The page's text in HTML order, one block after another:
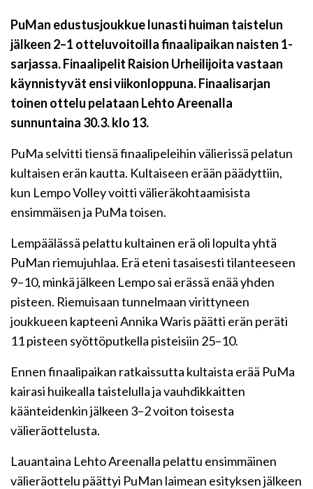
PuMan edustusjoukkue lunasti huiman taistelun
jälkeen 2–1 otteluvoitoilla finaalipaikan naisten 1-
sarjassa. Finaalipelit Raision Urheilijoita vastaan
käynnistyvät ensi viikonloppuna. Finaalisarjan
toinen ottelu pelataan Lehto Areenalla
sunnuntaina 30.3. klo 13.
PuMa selvitti tiensä finaalipeleihin välierissä pelatun
kultaisen erän kautta. Kultaiseen erään päädyttiin,
kun Lempo Volley voitti välieräkohtaamisista
ensimmäisen ja PuMa toisen.
Lempäälässä pelattu kultainen erä oli lopulta yhtä
PuMan riemujuhlaa. Erä eteni tasaisesti tilanteeseen
9–10, minkä jälkeen Lempo sai erässä enää yhden
pisteen. Riemuisaan tunnelmaan virittyneen
joukkueen kapteeni Annika Waris päätti erän peräti
11 pisteen syöttöputkella pisteisiin 25–10.
Ennen finaalipaikan ratkaissutta kultaista erää PuMa
kairasi huikealla taistelulla ja vauhdikkaitten
käänteidenkin jälkeen 3–2 voiton toisesta
välieräottelusta.
Lauantaina Lehto Areenalla pelattu ensimmäinen
välieräottelu päättyi PuMan laimean esityksen jälkeen